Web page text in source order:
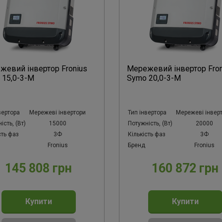
інвертор Fronius
15,0-3-M
Мережеві інвертори
(Вт)
15000
фаз
3Ф
Fronius
145 808 грн
Купити
Мережевий інвертор
Symo 20,0-3-M
Тип інвертора
Мережеві
Потужність, (Вт)
20000
Кількість фаз
3Ф
Бренд
Fronius
160 872 грн
Купити